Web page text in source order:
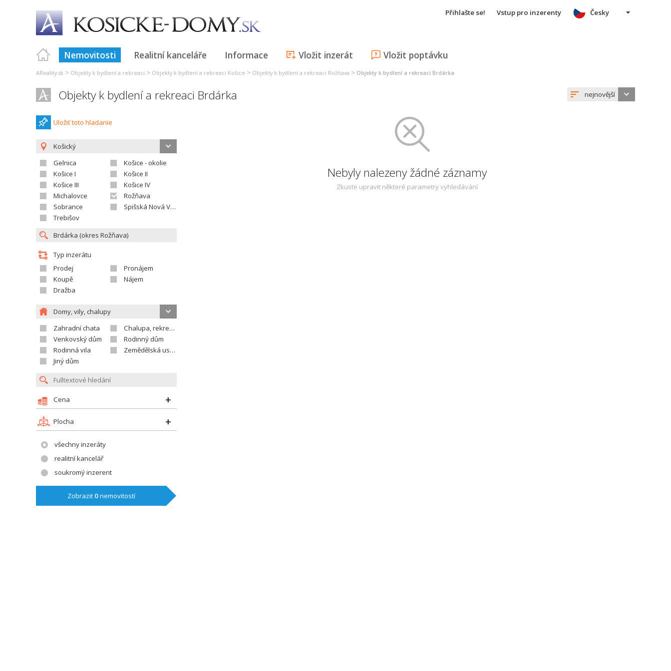
Přihlašte se! Vstup pro inzerenty
Nemovitosti Realitní kanceláře Informace Vložit inzerát Vložit poptávku
Česky
AReality.sk > Objekty k bydlení a rekreaci > Objekty k bydlení a rekreaci Košice > Objekty k bydlení a rekreaci Rožňava > Objekty k bydlení a rekreaci Brdárka
Objekty k bydlení a rekreaci Brdárka nejnovější
Uložiť toto hladanie
Košický
Gelnica
Košice - okolie
Košice I
Košice II
Košice III
Košice IV
Michalovce
Rožňava
Sobrance
Spišská Nová Ves
Trebišov
Typ inzerátu
Prodej
Pronájem
Koupě
Nájem
Dražba
Domy, vily, chalupy
Zahradní chata
Chalupa, rekreační domek
Venkovský dům
Rodinný dům
Rodinná vila
Zemědělská usedlost
Jiný dům
Cena
Plocha
všechny inzeráty
realitní kancelář
soukromý inzerent
Zobrazit 0nemovitostí
Nebyly nalezeny žádné záznamy
Zkuste upravit některé parametry vyhledávání